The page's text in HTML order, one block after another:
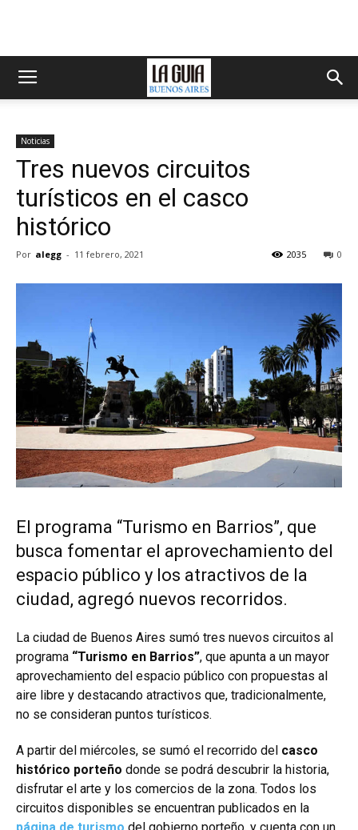
Noticias
Tres nuevos circuitos
turísticos en el casco
histórico
Por alegg - 11 febrero, 2021 0
2035
El programa “Turismo en Barrios”, que
busca fomentar el aprovechamiento del
espacio público y los atractivos de la
ciudad, agregó nuevos recorridos.
La ciudad de Buenos Aires sumó tres nuevos circuitos al
programa “Turismo en Barrios”, que apunta a un mayor
aprovechamiento del espacio público con propuestas al
aire libre y destacando atractivos que, tradicionalmente,
no se consideran puntos turísticos.
A partir del miércoles, se sumó el recorrido del casco
histórico porteño donde se podrá descubrir la historia,
disfrutar el arte y los comercios de la zona. Todos los
circuitos disponibles se encuentran publicados en la
página de turismo del gobierno porteño, y cuenta con un